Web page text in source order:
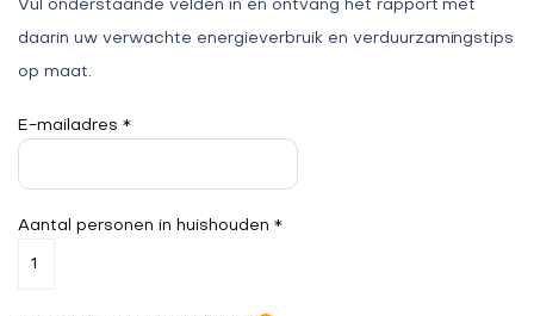
Vul onderstaande velden in en ontvang het rapport met
daarin uw verwachte energieverbruik en verduurzamingstips
op maat.
E-mailadres *
Aantal personen in huishouden *